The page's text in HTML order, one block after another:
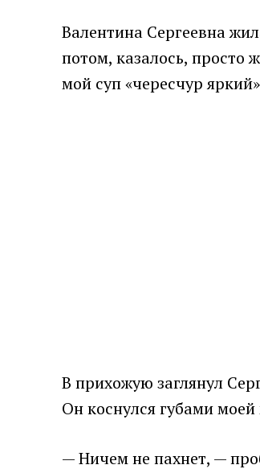
Валентина Сергеевна
потом, казалось, просто
мой суп «чересчур
В прихожую заглянул
Он коснулся губами
— Ничем не пахнет, —